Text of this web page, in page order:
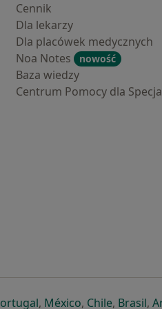
Cennik
Dla lekarzy
Dla placówek medycznych
Noa Notes
nowość
Baza wiedzy
Centrum Pomocy dla
w nowej karcie
się w nowej karcie
otwiera się w nowej
, Méxicootwiera się w
, Chileotwiera
, Brasil,